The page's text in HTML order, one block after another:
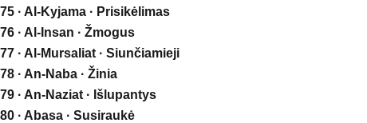
75 · Al-Kyjama · Prisikėlimas
76 · Al-Insan · Žmogus
77 · Al-Mursaliat · Siunčiamieji
78 · An-Naba · Žinia
79 · An-Naziat · Išlupantys
80 · Abasa · Susiraukė